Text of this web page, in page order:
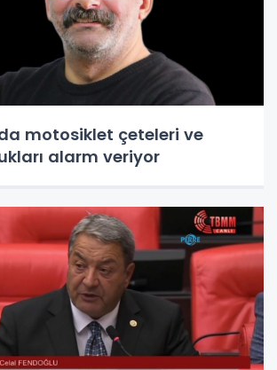
motosiklet çeteleri ve
alarm veriyor